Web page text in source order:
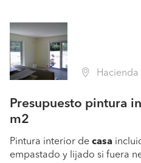
Hacienda Compañia,
Presupuesto pintura
m2
Pintura interior de casa
empastado y lijado si fuera